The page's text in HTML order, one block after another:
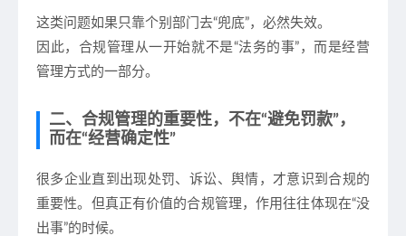
这类问题如果只靠个别部门去“兜底”，必然失效。
因此，合规管理从一开始就不是“法务的事”，而是经营
管理方式的一部分。
二、合规管理的重要性，不在“避免罚款”，
而在“经营确定性”
很多企业直到出现处罚、诉讼、舆情，才意识到合规的
重要性。但真正有价值的合规管理，作用往往体现在“没
出事”的时候。